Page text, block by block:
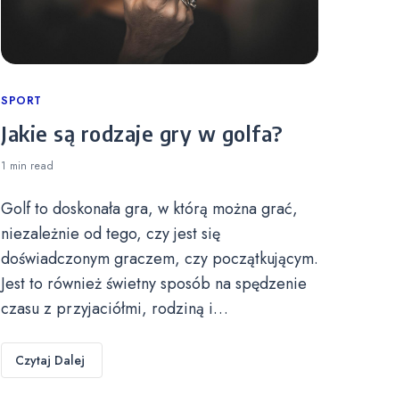
Categories
SPORT
Jakie są rodzaje gry w golfa?
1 min read
Golf to doskonała gra, w którą można grać,
niezależnie od tego, czy jest się
doświadczonym graczem, czy początkującym.
Jest to również świetny sposób na spędzenie
czasu z przyjaciółmi, rodziną i…
Czytaj Dalej